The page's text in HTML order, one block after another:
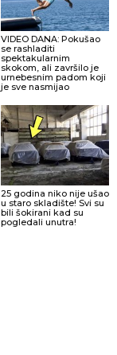
VIDEO DANA: Pokušao
se rashladiti
spektakularnim
skokom, ali završilo je
urnebesnim padom koji
je sve nasmijao
25 godina niko nije ušao
u staro skladište! Svi su
bili šokirani kad su
pogledali unutra!